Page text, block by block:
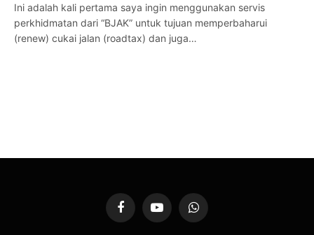
Ini adalah kali pertama saya ingin menggunakan servis
perkhidmatan dari “BJAK” untuk tujuan memperbaharui
(renew) cukai jalan (roadtax) dan juga…
FacebookYouTubeWhatsApp